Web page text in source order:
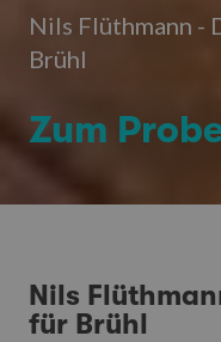
Nils Flüthmann -
Brühl
Zum
Nils
für Brühl